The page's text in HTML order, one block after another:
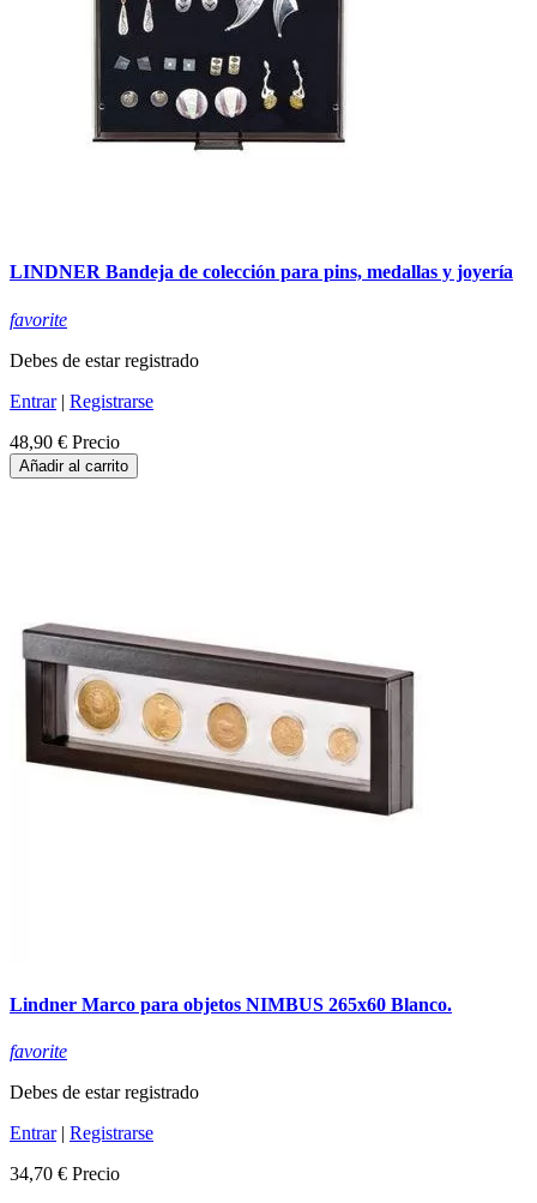
LINDNER Bandeja de colección para pins, medallas y joyería
favorite
Debes de estar registrado
Entrar| Registrarse
48,90 € Precio
Añadir al carrito
Lindner Marco para objetos NIMBUS 265x60 Blanco.
favorite
Debes de estar registrado
Entrar| Registrarse
34,70 € Precio